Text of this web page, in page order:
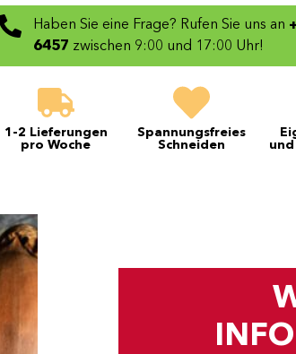
Haben Sie eine Frage? Rufen Sie uns an
6457 zwischen 9:00 und 17:00 Uhr!
1-2 Lieferungen
pro Woche
Spannungsfreies
Schneiden